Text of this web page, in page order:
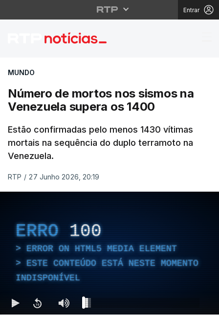
Entrar
Número de mortos
MUNDO
Número de mortos nos sismos na
Venezuela supera os 1400
Estão confirmadas pelo menos 1430 vítimas
mortais na sequência do duplo terramoto na
Venezuela.
RTP / 27 Junho 2026, 20:19
ERRO 100
ERROR ON HTML5 MEDIA ELEMENT
ESTE CONTEÚDO ESTÁ NESTE MOMENTO
INDISPONÍVEL